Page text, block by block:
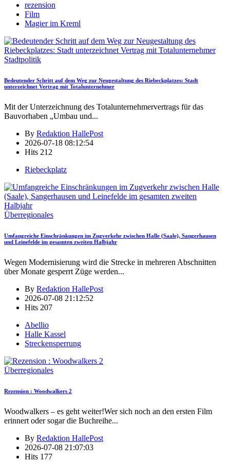
rezension
Film
Magier im Kreml
Stadtpolitik
Bedeutender Schritt auf dem Weg zur Neugestaltung des Riebeckplatzes: Stadt
unterzeichnet Vertrag mit Totalunternehmer
Mit der Unterzeichnung des Totalunternehmervertrags für das
Bauvorhaben „Umbau und...
By Redaktion HallePost
2026-07-18 08:12:54
Hits 212
Riebeckplatz
Überregionales
Umfangreiche Einschränkungen im Zugverkehr zwischen Halle (Saale), Sangerhausen
und Leinefelde im gesamten zweiten Halbjahr
Wegen Modernisierung wird die Strecke in mehreren Abschnitten
über Monate gesperrt Züge werden...
By Redaktion HallePost
2026-07-08 21:12:52
Hits 207
Abellio
Halle Kassel
Streckensperrung
Überregionales
Rezension : Woodwalkers 2
Woodwalkers – es geht weiter!Wer sich noch an den ersten Film
erinnert oder sogar die Buchreihe...
By Redaktion HallePost
2026-07-08 21:07:03
Hits 177